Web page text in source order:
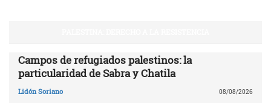
Campos de refugiados palestinos: la
particularidad de Sabra y Chatila
Lidón Soriano 08/08/2026